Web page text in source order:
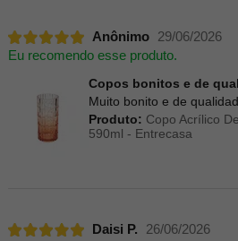
Anônimo
29/06/2026
Eu recomendo esse produto.
Copos bonitos e de
Muito bonito e de
Produto: Copo Acrílico
590ml - Entrecasa
Daisi P. 26/06/2026